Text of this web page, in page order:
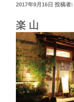
投
日:
2017年9月16日 投稿者:
楽 山